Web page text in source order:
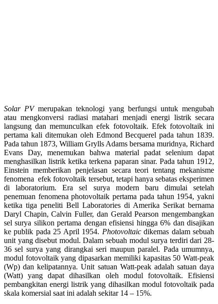
Solar PVmerupakan teknologi yang berfungsi untuk mengubah
atau mengkonversi radiasi matahari menjadi energi listrik secara
langsung dan memunculkan efek fotovoltaik. Efek fotovoltaik ini
pertama kali ditemukan oleh Edmond Becquerel pada tahun 1839.
Pada tahun 1873, William Grylls Adams bersama muridnya, Richard
Evans Day, menemukan bahwa material padat selenium dapat
menghasilkan listrik ketika terkena paparan sinar. Pada tahun 1912,
Einstein memberikan penjelasan secara teori tentang mekanisme
fenomena efek fotovoltaik tersebut, tetapi hanya sebatas eksperimen
di laboratorium. Era sel surya modern baru dimulai setelah
penemuan fenomena photovoltaik pertama pada tahun 1954, yakni
ketika tiga peneliti Bell Laboratories di Amerika Serikat bernama
Daryl Chapin, Calvin Fuller, dan Gerald Pearson mengembangkan
sel surya silikon pertama dengan efisiensi hingga 6% dan disajikan
ke publik pada 25 April 1954. Photovoltaicdikemas dalam sebuah
unit yang disebut modul. Dalam sebuah modul surya terdiri dari 28-
36 sel surya yang dirangkai seri maupun paralel. Pada umumnya,
modul fotovoltaik yang dipasarkan memiliki kapasitas 50 Watt-peak
(Wp) dan kelipatannya. Unit satuan Watt-peak adalah satuan daya
(Watt) yang dapat dihasilkan oleh modul fotovoltaik. Efisiensi
pembangkitan energi listrik yang dihasilkan modul fotovoltaik pada
skala komersial saat ini adalah sekitar 14 – 15%.